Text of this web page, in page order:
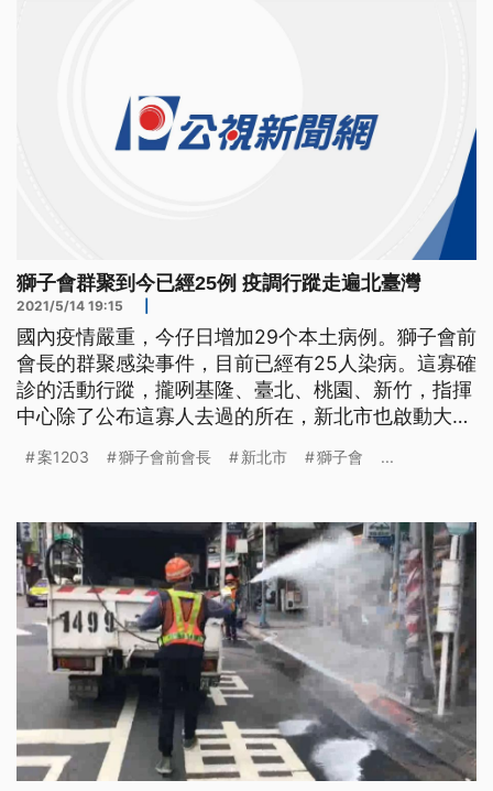
獅子會群聚到今已經25例 疫調行蹤走遍北臺灣
2021/5/14 19:15
國內疫情嚴重，今仔日增加29个本土病例。獅子會前
會長的群聚感染事件，目前已經有25人染病。這寡確
診的活動行蹤，攏咧基隆、臺北、桃園、新竹，指揮
中心除了公布這寡人去過的所在，新北市也啟動大消
加篩檢站。 位在泰山、偌大的囍宴會館空無一人，
他接觸過的獅子會朋友5月9日晚上在這裡席開五桌聚
餐，11日中央流行
案1203 獅子會前會長 新北市 獅子會 ...